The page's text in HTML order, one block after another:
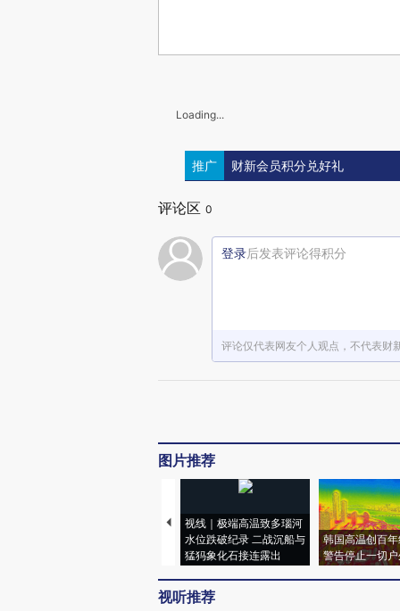
Loading...
推广 财新会员积分兑好礼
评论区 0
登录后发表评论得积分
评论仅代表网友个人观点，不代表财
图片推荐
视线｜极端高温致多瑙河
水位跌破纪录 二战沉船与
猛犸象化石接连露出
韩国高温创百
警告停止一切
视听推荐